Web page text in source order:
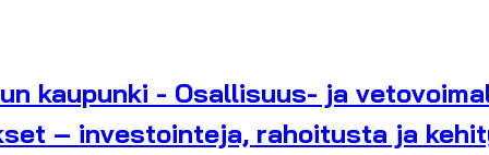
kaupunki - Osallisuus- ja
– investointeja, rahoitusta ja